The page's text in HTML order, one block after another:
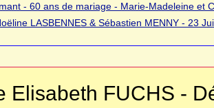
- 60 ans de mariage - Marie-Madeleine et
LASBENNES & Sébastien MENNY - 23
Elisabeth FUCHS -